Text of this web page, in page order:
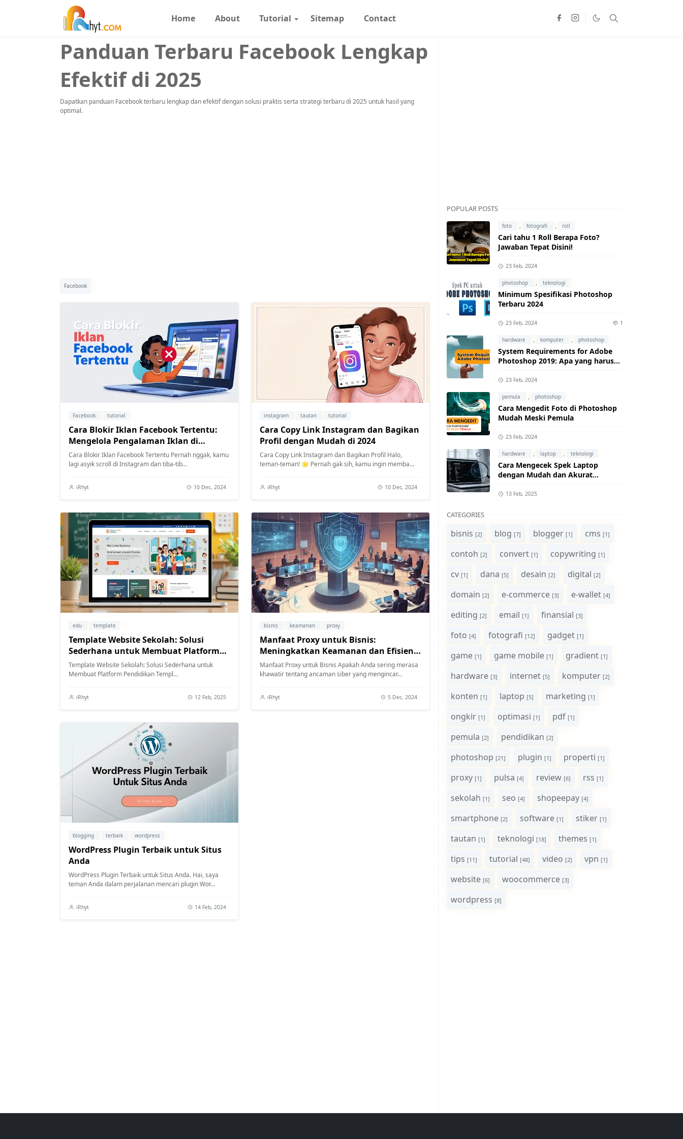
Home About Tutorial Sitemap Contact
Panduan Terbaru Facebook Lengkap
Efektif di 2025
Dapatkan panduan Facebook terbaru lengkap dan efektif dengan solusi praktis serta strategi terbaru di 2025 untuk hasil yang
optimal.
Facebook
Facebook tutorial
Cara Blokir Iklan Facebook Tertentu:
Mengelola Pengalaman Iklan di
Instagram dengan Mudah
Cara Blokir Iklan Facebook Tertentu Pernah nggak, kamu
lagi asyik scroll di Instagram dan tiba-tib...
iRhyt 10 Dec, 2024
instagram tautan tutorial
Cara Copy Link Instagram dan Bagikan
Profil dengan Mudah di 2024
Cara Copy Link Instagram dan Bagikan Profil Halo,
teman-teman! 🌟 Pernah gak sih, kamu ingin memba...
iRhyt 10 Dec, 2024
edu template
Template Website Sekolah: Solusi
Sederhana untuk Membuat Platform
Pendidikan
Template Website Sekolah: Solusi Sederhana untuk
Membuat Platform Pendidikan Templ...
iRhyt 12 Feb, 2025
bisnis keamanan proxy
Manfaat Proxy untuk Bisnis:
Meningkatkan Keamanan dan Efisiensi
dengan Sederhana
Manfaat Proxy untuk Bisnis Apakah Anda sering merasa
khawatir tentang ancaman siber yang mengincar...
iRhyt 5 Dec, 2024
blogging terbaik wordpress
WordPress Plugin Terbaik untuk Situs
Anda
WordPress Plugin Terbaik untuk Situs Anda. Hai, saya
teman Anda dalam perjalanan mencari plugin Wor...
iRhyt 14 Feb, 2024
POPULAR POSTS
foto , fotografi , roll
Cari tahu 1 Roll Berapa Foto?
Jawaban Tepat Disini!
23 Feb, 2024
photoshop , teknologi
Minimum Spesifikasi Photoshop
Terbaru 2024
23 Feb, 2024 1
hardware , komputer , photoshop
System Requirements for Adobe
Photoshop 2019: Apa yang harus
23 Feb, 2024
pemula , photoshop
Cara Mengedit Foto di Photoshop
Mudah Meski Pemula
23 Feb, 2024
hardware , laptop , teknologi
Cara Mengecek Spek Laptop
dengan Mudah dan Akurat
13 Feb, 2025
CATEGORIES
bisnis [2] blog [7] blogger [1] cms [1]
contoh [2] convert [1] copywriting [1]
cv [1] dana [5] desain [2] digital [2]
domain [2] e-commerce [3] e-wallet [4]
editing [2] email [1] finansial [3]
foto [4] fotografi [12] gadget [1]
game [1] game mobile [1] gradient [1]
hardware [3] internet [5] komputer [2]
konten [1] laptop [5] marketing [1]
ongkir [1] optimasi [1] pdf [1]
pemula [2] pendidikan [2]
photoshop [21] plugin [1] properti [1]
proxy [1] pulsa [4] review [6] rss [1]
sekolah [1] seo [4] shopeepay [4]
smartphone [2] software [1] stiker [1]
tautan [1] teknologi [18] themes [1]
tips [11] tutorial [48] video [2] vpn [1]
website [6] woocommerce [3]
wordpress [8]